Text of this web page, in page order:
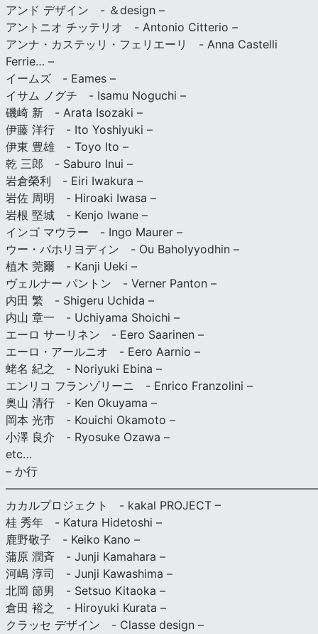
アンド デザイン - ＆design –
アントニオ チッテリオ - Antonio Citterio –
アンナ・カステッリ・フェリエーリ - Anna Castelli
Ferrie… –
イームズ - Eames –
イサム ノグチ - Isamu Noguchi –
磯崎 新 - Arata Isozaki –
伊藤 洋行 - Ito Yoshiyuki –
伊東 豊雄 - Toyo Ito –
乾 三郎 - Saburo Inui –
岩倉榮利 - Eiri Iwakura –
岩佐 周明 - Hiroaki Iwasa –
岩根 堅城 - Kenjo Iwane –
インゴ マウラー - Ingo Maurer –
ウー・バホリヨディン - Ou Baholyyodhin –
植木 莞爾 - Kanji Ueki –
ヴェルナー パントン - Verner Panton –
内田 繁 - Shigeru Uchida –
内山 章一 - Uchiyama Shoichi –
エーロ サーリネン - Eero Saarinen –
エーロ・アールニオ - Eero Aarnio –
蛯名 紀之 - Noriyuki Ebina –
エンリコ フランゾリーニ - Enrico Franzolini –
奥山 清行 - Ken Okuyama –
岡本 光市 - Kouichi Okamoto –
小澤 良介 - Ryosuke Ozawa –
etc…
– か行
カカルプロジェクト - kakal PROJECT –
桂 秀年 - Katura Hidetoshi –
鹿野敬子 - Keiko Kano –
蒲原 潤斉 - Junji Kamahara –
河嶋 淳司 - Junji Kawashima –
北岡 節男 - Setsuo Kitaoka –
倉田 裕之 - Hiroyuki Kurata –
クラッセ デザイン - Classe design –